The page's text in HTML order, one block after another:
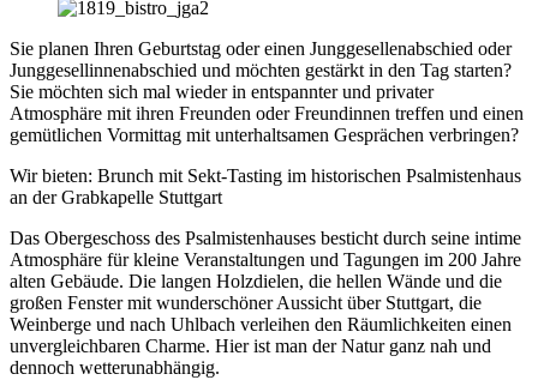
Sie planen Ihren Geburtstag oder einen Junggesellenabschied oder
Junggesellinnenabschied und möchten gestärkt in den Tag starten?
Sie möchten sich mal wieder in entspannter und privater
Atmosphäre mit ihren Freunden oder Freundinnen treffen und einen
gemütlichen Vormittag mit unterhaltsamen Gesprächen verbringen?
Wir bieten: Brunch mit Sekt-Tasting im historischen Psalmistenhaus
an der Grabkapelle Stuttgart
Das Obergeschoss des Psalmistenhauses besticht durch seine intime
Atmosphäre für kleine Veranstaltungen und Tagungen im 200 Jahre
alten Gebäude. Die langen Holzdielen, die hellen Wände und die
großen Fenster mit wunderschöner Aussicht über Stuttgart, die
Weinberge und nach Uhlbach verleihen den Räumlichkeiten einen
unvergleichbaren Charme. Hier ist man der Natur ganz nah und
dennoch wetterunabhängig.